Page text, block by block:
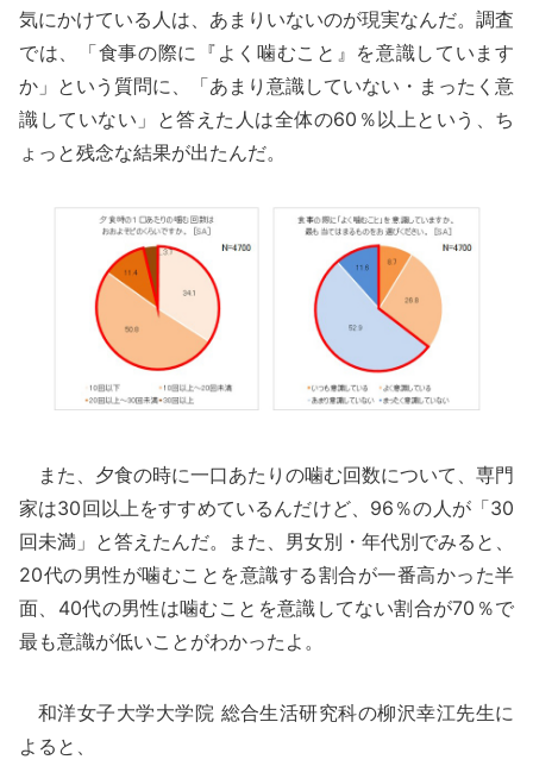
気にかけている人は、あまりいないのが現実なんだ。調査
では、「食事の際に『よく噛むこと』を意識しています
か」という質問に、「あまり意識していない・まったく意
識していない」と答えた人は全体の60％以上という、ち
ょっと残念な結果が出たんだ。
また、夕食の時に一口あたりの噛む回数について、専門
家は30回以上をすすめているんだけど、96％の人が「30
回未満」と答えたんだ。また、男女別・年代別でみると、
20代の男性が噛むことを意識する割合が一番高かった半
面、40代の男性は噛むことを意識してない割合が70％で
最も意識が低いことがわかったよ。
和洋女子大学大学院 総合生活研究科の柳沢幸江先生に
よると、